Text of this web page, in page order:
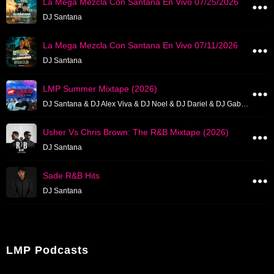
DJ Santana
La Mega Mezcla Con Santana En Vivo 07/11/2026
DJ Santana
LMP Summer Mixtape (2026)
DJ Santana & DJ Alex Viva & DJ Noel & DJ Dariel & DJ Gaby Fusion & DJ Rabia & DJ Chris & DJ Noni
Usher Vs Chris Brown: The R&B Mixtape (2026)
DJ Santana
Sade R&B Hits
DJ Santana
LMP Podcasts